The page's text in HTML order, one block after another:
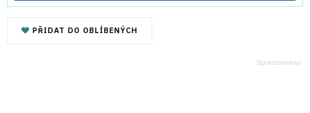
PŘIDAT DO OBLÍBENÝCH